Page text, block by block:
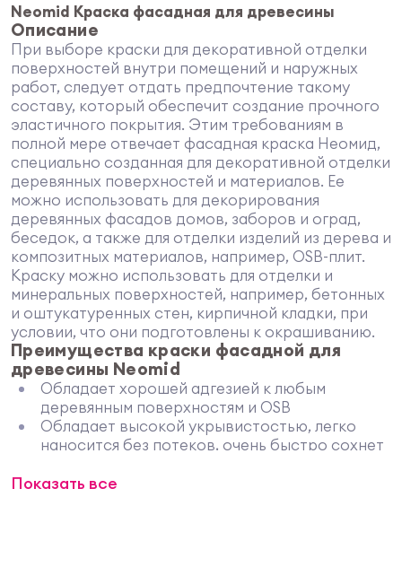
Neomid Краска фасадная для древесины
Описание
При выборе краски для декоративной отделки
поверхностей внутри помещений и наружных
работ, следует отдать предпочтение такому
составу, который обеспечит создание прочного
эластичного покрытия. Этим требованиям в
полной мере отвечает фасадная краска Неомид,
специально созданная для декоративной отделки
деревянных поверхностей и материалов. Ее
можно использовать для декорирования
деревянных фасадов домов, заборов и оград,
беседок, а также для отделки изделий из дерева и
композитных материалов, например, OSB-плит.
Краску можно использовать для отделки и
минеральных поверхностей, например, бетонных
и оштукатуренных стен, кирпичной кладки, при
условии, что они подготовлены к окрашиванию.
Преимущества краски фасадной для
древесины Neomid
Обладает хорошей адгезией к любым
деревянным поверхностям и OSB
Обладает высокой укрывистостью, легко
наносится без потеков, очень быстро сохнет
вредных компонентов
Показать все